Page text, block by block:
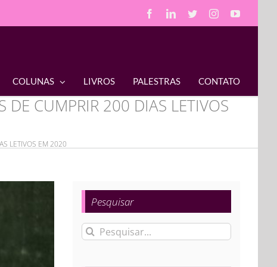
FacebookLinkedIn
TwitterInstagramYouTube
COLUNAS LIVROS PALESTRAS CONTATO
DE CUMPRIR 200 DIAS LETIVOS
LETIVOS EM 2020
Pesquisar
Buscar